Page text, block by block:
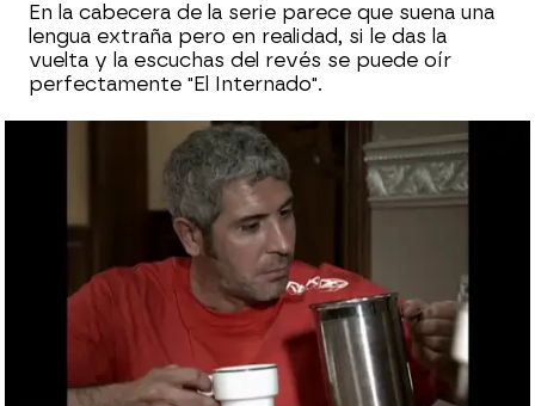
En la cabecera de la serie parece que suena una
lengua extraña pero en realidad, si le das la
vuelta y la escuchas del revés se puede oír
perfectamente "El Internado".
atreseries
Madrid
14 de julio de 2017, 11:03